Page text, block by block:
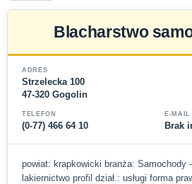
Blacharstwo
ADRES
Strzelecka 100
47-320 Gogolin
TELEFON
(0-77) 466 64 10
E-MAIL
Brak
powiat: krapkowicki branża: Samochody
lakiernictwo profil dział.: usługi forma